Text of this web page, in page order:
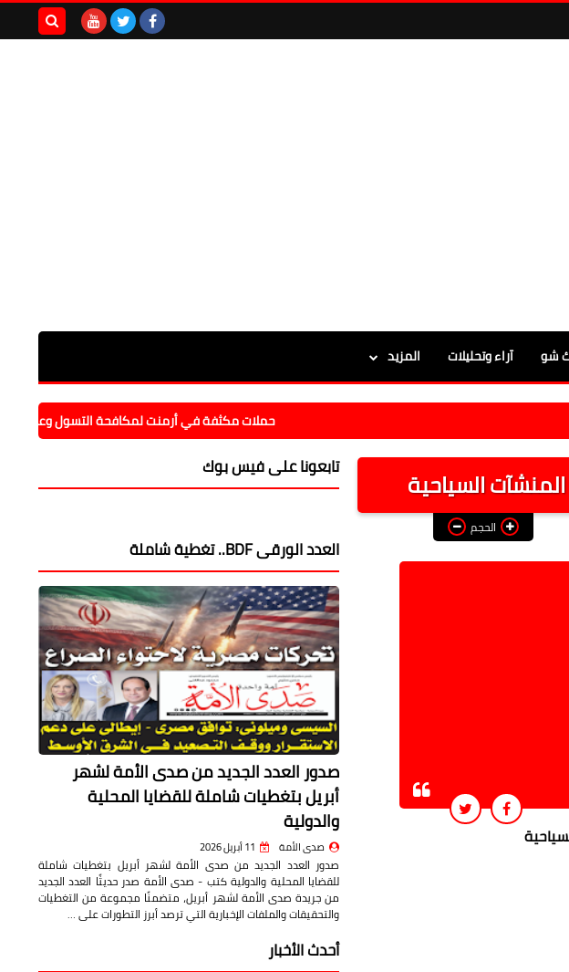
شو آراء وتحليلات المزيد
حملات مكثفة في أرمنت لمكافحة التسول وعمالة الأطفال
السياحية
الحجم
تابعونا على فيس بوك
العدد الورقى BDF.. تغطية شاملة
صدور العدد الجديد من صدى الأمة لشهر
أبريل بتغطيات شاملة للقضايا المحلية
والدولية
صدى الأمة 11 أبريل 2026
صدور العدد الجديد من صدى الأمة لشهر أبريل بتغطيات شاملة
للقضايا المحلية والدولية كتب - صدى الأمة صدر حديثًا العدد الجديد
من جريدة صدى الأمة لشهر أبريل، متضمنًا مجموعة من التغطيات
والتحقيقات والملفات الإخبارية التي ترصد أبرز التطورات على …
أحدث الأخبار